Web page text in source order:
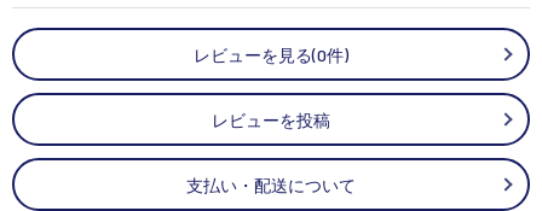
レビューを見る(0件)
レビューを投稿
支払い・配送について